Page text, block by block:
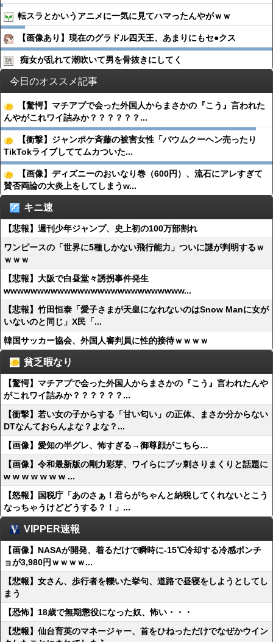
転スラとかいうアニメに一気に見てハマったんやがｗｗ
【画像あり】現在のグラドル四天王、あまりにもセ●クス
痴女が乱れて潮吹いて男を骨抜きにしてく
今日のオススメ記事
【驚愕】マチアプで会った外国人からまさかの『こう』言われた
んやがこれワイ詰みか？？？？？？...
【衝撃】ジャンポケ斉藤の被害女性「バウムクーヘン売ったり
TikTokライブしててムカついた...
【画像】ディズニーのおいなり巻（600円）、流石にアレすぎて
賛否両論の大炎上をしてしまうw...
キニ速
【悲報】週刊少年ジャンプ、史上初の100万部割れ
ワンピースの「世界に5種しかない飛行能力」ついに謎が判明するｗ
ｗｗｗ
【悲報】大阪で白昼堂々誘拐事件発生
wwwwwwwwwwwwwwwwwwwwwwwwwww...
【悲報】竹田恒泰「愛子さまが天皇になれないのはSnow Manに女が
いないのと同じ」X民「...
韓国サッカー協会、外国人審判員に性的接待ｗｗｗｗ
貧乏暇なり
【驚愕】マチアプで会った外国人からまさかの『こう』言われたんや
がこれワイ詰みか？？？？？？...
【衝撃】若い女の子からする「甘い匂い」の正体、まさか分からない
DTなんておらんよな？よな？...
【画像】愛知の半グレ、怖すぎる→御尊顔がこちら…
【画像】令和最新版の剛力彩芽、ワイらにブッ刺さりまくりと話題に
w w w w w w w ...
【怒報】国税庁「あのさぁ！君らがちゃんと納税してくれないとこう
なっちゃうけどどうする？！」...
VIPPER速報
【画像】NASAが開発、着るだけで瞬時に-15℃冷却する冷感ポンチ
ョが3,980円ｗｗｗｗ...
【悲報】女さん、歩行者を轢いた挙句、道路で昼寝をしようとしてし
まう
【恐怖】18歳で無期懲役になった奴、怖い・・・
【悲報】仙台育英のマネージャー、首をひねっただけでなぜかウイン